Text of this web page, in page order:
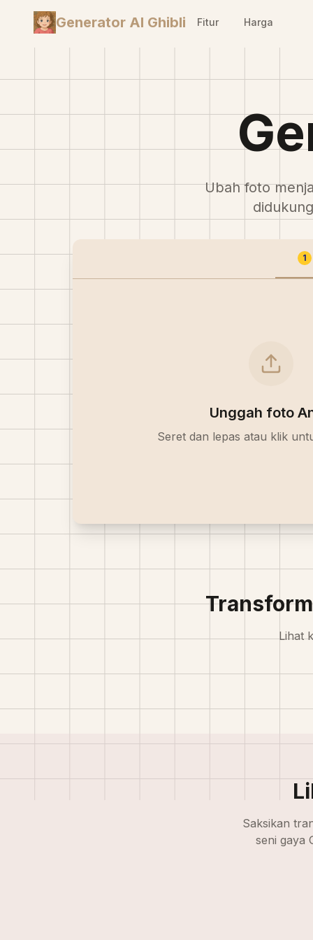
Generator AI Ghibli Fitur Harga
Ubah foto
1
Unggah foto
Seret dan lepas atau klik
Lihat
Saksikan
seni gaya